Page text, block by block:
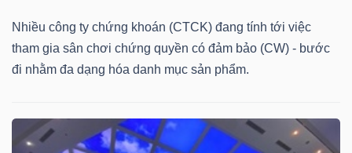
Nhiều công ty chứng khoán (CTCK) đang tính tới việc
tham gia sân chơi chứng quyền có đảm bảo (CW) - bước
đi nhằm đa dạng hóa danh mục sản phẩm.
TRUYỀN
THÔNG
TIỆN